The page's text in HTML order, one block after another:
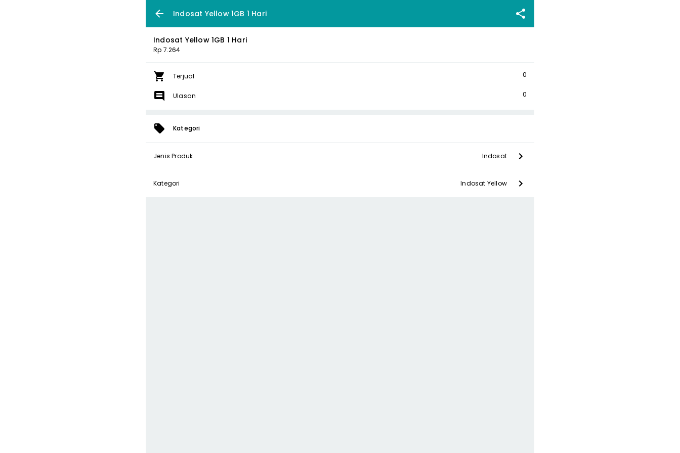
Indosat Yellow 1GB 1 Hari
Indosat Yellow 1GB 1 Hari
Rp 7.264
Terjual 0
Ulasan 0
Kategori
Jenis Produk Indosat
Kategori Indosat Yellow